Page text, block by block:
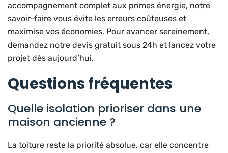
accompagnement complet aux primes énergie, notre
savoir-faire vous évite les erreurs coûteuses et
maximise vos économies. Pour avancer sereinement,
demandez notre devis gratuit sous 24h et lancez votre
projet dès aujourd’hui.
Questions fréquentes
Quelle isolation prioriser dans une
maison ancienne ?
La toiture reste la priorité absolue, car elle concentre